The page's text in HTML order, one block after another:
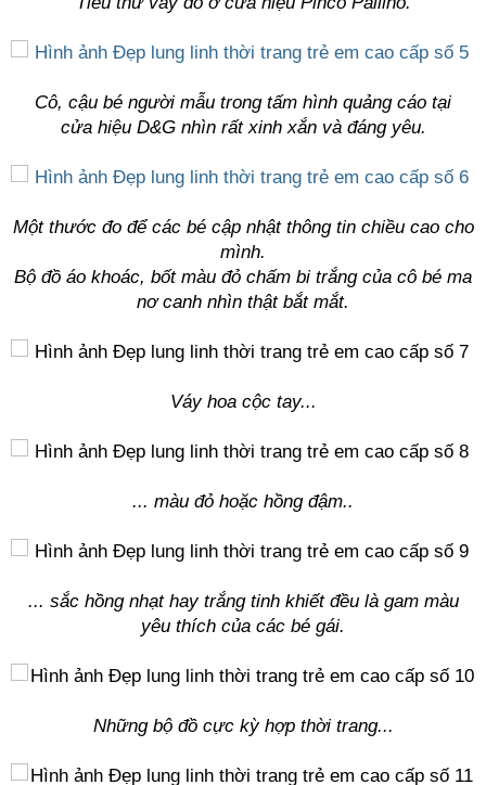
Cô, cậu bé người mẫu trong tấm hình quảng cáo tại
cửa hiệu D&G nhìn rất xinh xắn và đáng yêu.
Một thước đo để các bé cập nhật thông tin chiều cao cho
mình.
Bộ đồ áo khoác, bốt màu đỏ chấm bi trắng của cô bé ma
nơ canh nhìn thật bắt mắt.
Váy hoa cộc tay...
... màu đỏ hoặc hồng đậm..
... sắc hồng nhạt hay trắng tinh khiết đều là gam màu
yêu thích của các bé gái.
Những bộ đồ cực kỳ hợp thời trang...